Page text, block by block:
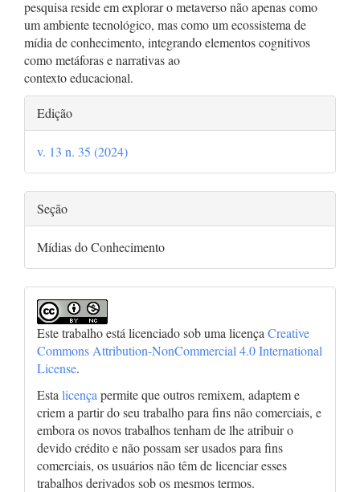
pesquisa reside em explorar o metaverso não apenas como
um ambiente tecnológico, mas como um ecossistema de
mídia de conhecimento, integrando elementos cognitivos
como metáforas e narrativas ao
contexto educacional.
Detalhes
do
artigo
Edição
v. 13 n. 35 (2024)
Seção
Mídias do Conhecimento
Este trabalho está licenciado sob uma licença Creative
Commons Attribution-NonCommercial 4.0 International
License.
Esta licença permite que outros remixem, adaptem e
criem a partir do seu trabalho para fins não comerciais, e
embora os novos trabalhos tenham de lhe atribuir o
devido crédito e não possam ser usados para fins
comerciais, os usuários não têm de licenciar esses
trabalhos derivados sob os mesmos termos.